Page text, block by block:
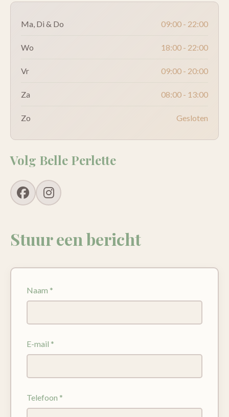
Ma, Di & Do 09:00 - 22:00
Wo 18:00 - 22:00
Vr 09:00 - 20:00
Za 08:00 - 13:00
Zo Gesloten
Volg Belle Perlette
Stuur een bericht
Naam *
E-mail *
Telefoon *